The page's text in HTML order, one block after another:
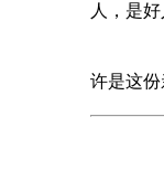
人，是
许是这